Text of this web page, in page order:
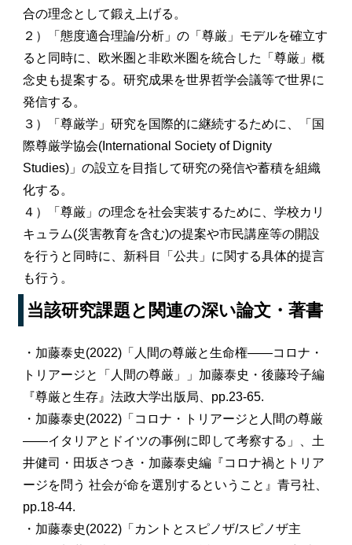
合の理念として鍛え上げる。
２）「態度適合理論/分析」の「尊厳」モデルを確立す
ると同時に、欧米圏と非欧米圏を統合した「尊厳」概
念史も提案する。研究成果を世界哲学会議等で世界に
発信する。
３）「尊厳学」研究を国際的に継続するために、「国
際尊厳学協会(International Society of Dignity
Studies)」の設立を目指して研究の発信や蓄積を組織
化する。
４）「尊厳」の理念を社会実装するために、学校カリ
キュラム(災害教育を含む)の提案や市民講座等の開設
を行うと同時に、新科目「公共」に関する具体的提言
も行う。
当該研究課題と関連の深い論文・著書
・加藤泰史(2022)「人間の尊厳と生命権――コロナ・
トリアージと「人間の尊厳」」加藤泰史・後藤玲子編
『尊厳と生存』法政大学出版局、pp.23-65.
・加藤泰史(2022)「コロナ・トリアージと人間の尊厳
――イタリアとドイツの事例に即して考察する」、土
井健司・田坂さつき・加藤泰史編『コロナ禍とトリア
ージを問う 社会が命を選別するということ』青弓社、
pp.18-44.
・加藤泰史(2022)「カントとスピノザ/スピノザ主